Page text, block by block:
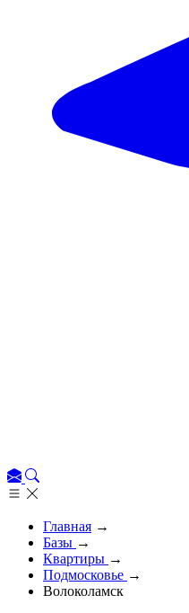
Главная →
Базы →
Квартиры →
Подмосковье →
Волоколамск